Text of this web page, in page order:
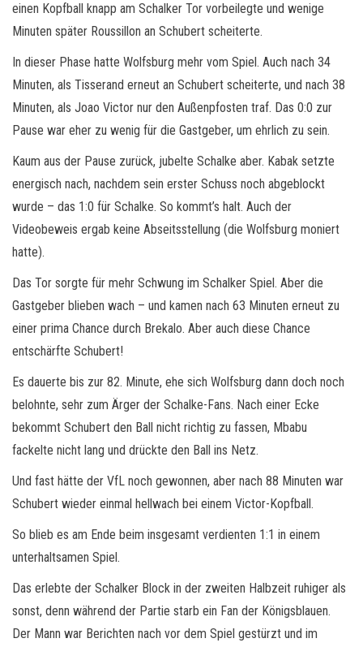
einen Kopfball knapp am Schalker Tor vorbeilegte und wenige
Minuten später Roussillon an Schubert scheiterte.
In dieser Phase hatte Wolfsburg mehr vom Spiel. Auch nach 34
Minuten, als Tisserand erneut an Schubert scheiterte, und nach 38
Minuten, als Joao Victor nur den Außenpfosten traf. Das 0:0 zur
Pause war eher zu wenig für die Gastgeber, um ehrlich zu sein.
Kaum aus der Pause zurück, jubelte Schalke aber. Kabak setzte
energisch nach, nachdem sein erster Schuss noch abgeblockt
wurde – das 1:0 für Schalke. So kommt’s halt. Auch der
Videobeweis ergab keine Abseitsstellung (die Wolfsburg moniert
hatte).
Das Tor sorgte für mehr Schwung im Schalker Spiel. Aber die
Gastgeber blieben wach – und kamen nach 63 Minuten erneut zu
einer prima Chance durch Brekalo. Aber auch diese Chance
entschärfte Schubert!
Es dauerte bis zur 82. Minute, ehe sich Wolfsburg dann doch noch
belohnte, sehr zum Ärger der Schalke-Fans. Nach einer Ecke
bekommt Schubert den Ball nicht richtig zu fassen, Mbabu
fackelte nicht lang und drückte den Ball ins Netz.
Und fast hätte der VfL noch gewonnen, aber nach 88 Minuten war
Schubert wieder einmal hellwach bei einem Victor-Kopfball.
So blieb es am Ende beim insgesamt verdienten 1:1 in einem
unterhaltsamen Spiel.
Das erlebte der Schalker Block in der zweiten Halbzeit ruhiger als
sonst, denn während der Partie starb ein Fan der Königsblauen.
Der Mann war Berichten nach vor dem Spiel gestürzt und im